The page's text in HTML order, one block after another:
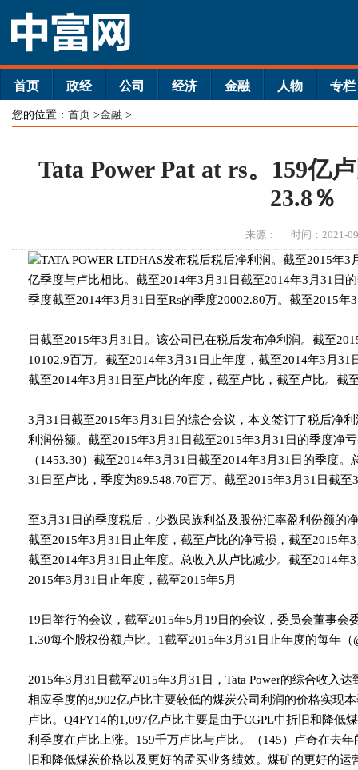
首页 政经 公司 经济 金融 人物 专栏
您的位置： 首页 >金融 >
Tata Power Pat at rs。159亿
23.8％
来源： 时间：2021-
TATA POWER LTDHAS发布税后税后净利润。截至2015年
亿季度与卢比相比。截至2014年3月31日截至2014年3月31日
季度截至2014年3月31日至Rs的季度20002.80万。截至2015年
日截至2015年3月31日。该公司已在税后发布净利润。截至
10102.9百万。截至2014年3月31日止年度，截至2014年3月
截至2014年3月31日至卢比的年度，截至卢比，截至卢比。截
3月31日截至2015年3月31日的综合会议，本文签订了税后净
利润份额。截至2015年3月31日截至2015年3月31日的季度净
（1453.30）截至2014年3月31日截至2014年3月31日的季度
31日至卢比，季度为89.548.70百万。截至2015年3月31日截至
至3月31日的季度税后，少数民族利益及股份汇率盈利份额的
截至2015年3月31日止年度，截至卢比的净亏损，截至2015年
截至2014年3月31日止年度。总收入从卢比减少。截至2014年
2015年3月31日止年度，截至2015年5月
19日举行的会议，截至2015年5月19日的会议，委员会董事会
1.30每个股权份额卢比。1截至2015年3月31日止年度的每年
2015年3月31日截至2015年3月31日，Tata Power的综合收入
相应季度的8,902亿卢比主要较低的煤炭公司利润的价格实现
卢比。Q4FY14的1,097亿卢比主要是由于CGPL中折旧和降低
利季度在卢比上涨。159千万卢比与卢比。（145）卢奇在去
旧和降低煤炭价格以及更好的孟买业务绩效。煤矿的更好的